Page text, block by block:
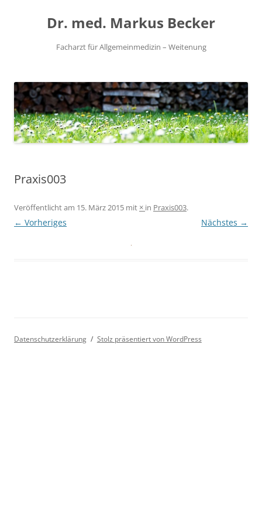
springenDr. med. Markus Becker
Facharzt für Allgemeinmedizin – Weitenung
Praxis003
Veröffentlicht am 15. März 2015 mit × in Praxis003.
← Vorheriges Nächstes →
Datenschutzerklärung Stolz präsentiert von WordPress